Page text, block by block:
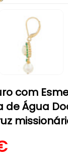
com
de Água
de saldo